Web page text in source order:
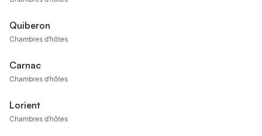
Quiberon
Chambres d’hôtes
Carnac
Chambres d’hôtes
Lorient
Chambres d’hôtes